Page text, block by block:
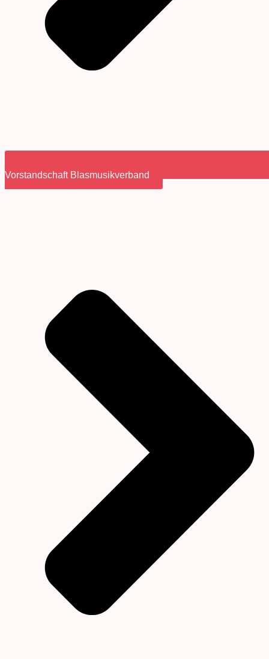
Vorstandschaft Blasmusikverband